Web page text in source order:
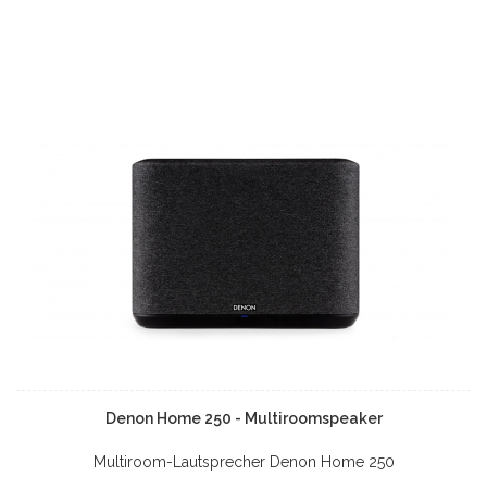
Denon Home 250 - Multiroomspeaker
Multiroom-Lautsprecher Denon Home 250